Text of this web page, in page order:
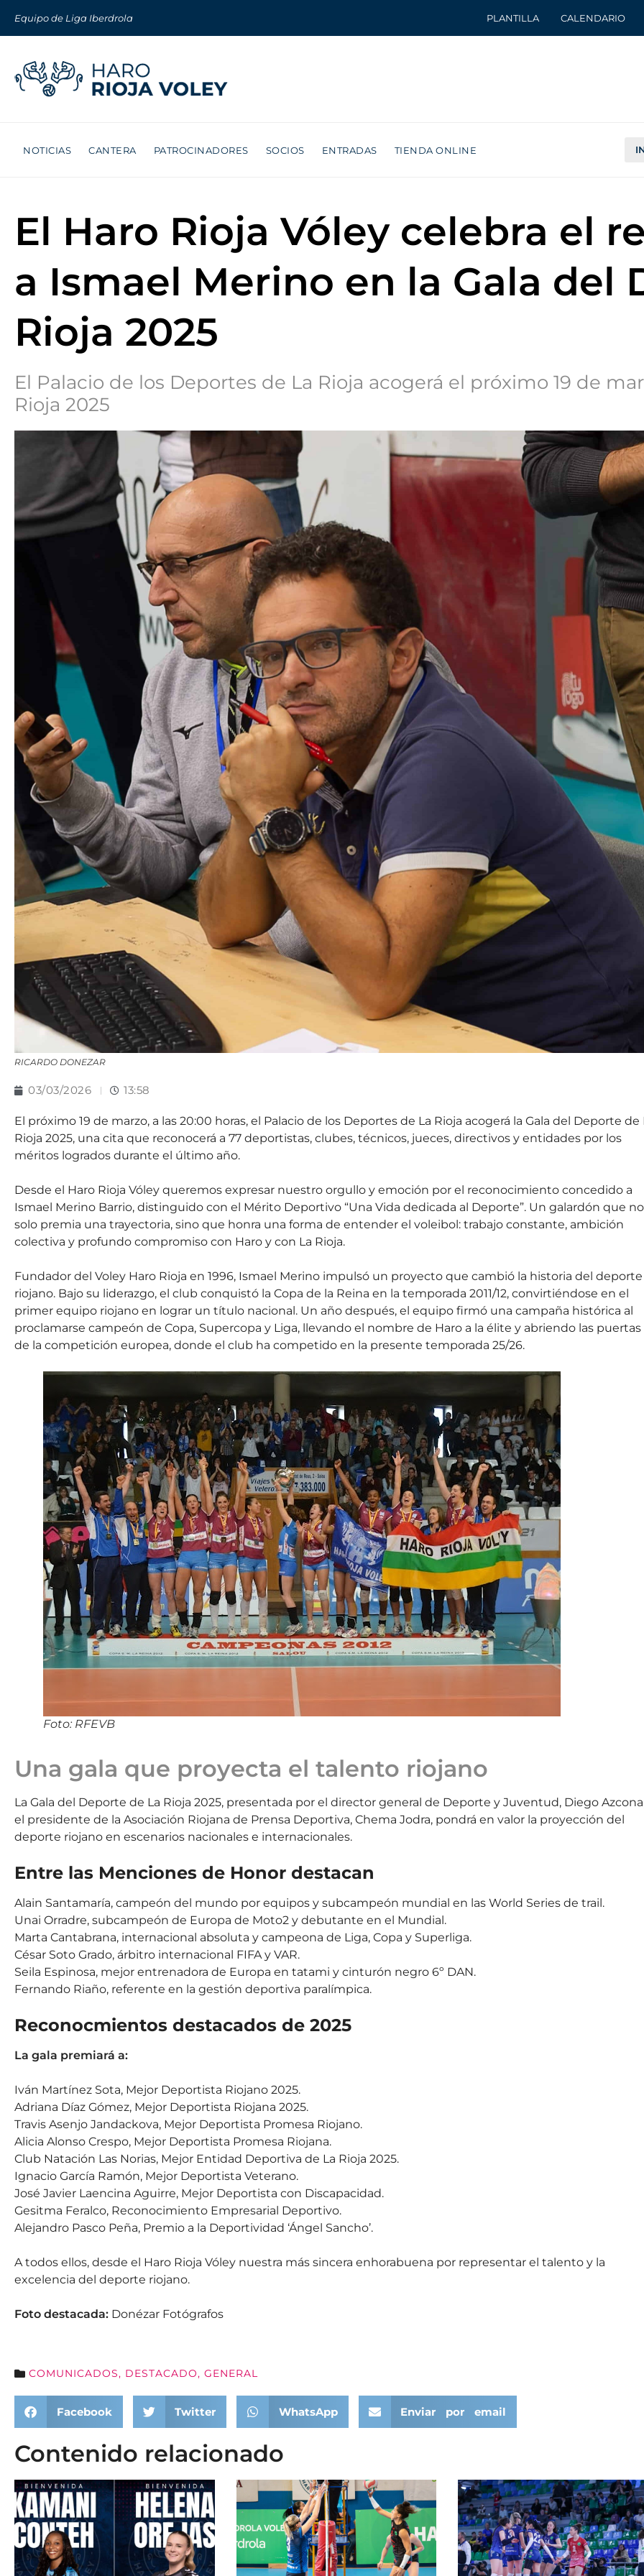
Equipo de Liga Iberdrola PLANTILLA CALENDARIO
NOTICIAS CANTERA PATROCINADORES SOCIOS ENTRADAS TIENDA ONLINE
El Haro Rioja Vóley celebra el
a Ismael Merino en la Gala del
Rioja 2025
El Palacio de los Deportes de La Rioja acogerá el próximo 19 de
Rioja 2025
RICARDO DONEZAR
03/03/2026 13:58
El próximo 19 de marzo, a las 20:00 horas, el Palacio de los Deportes de La Rioja acogerá la Gala del Deporte de
Rioja 2025, una cita que reconocerá a 77 deportistas, clubes, técnicos, jueces, directivos y entidades por los
méritos logrados durante el último año.
Desde el Haro Rioja Vóley queremos expresar nuestro orgullo y emoción por el reconocimiento concedido a
Ismael Merino Barrio, distinguido con el Mérito Deportivo “Una Vida dedicada al Deporte”. Un galardón que no
solo premia una trayectoria, sino que honra una forma de entender el voleibol: trabajo constante, ambición
colectiva y profundo compromiso con Haro y con La Rioja.
Fundador del Voley Haro Rioja en 1996, Ismael Merino impulsó un proyecto que cambió la historia del deporte
riojano. Bajo su liderazgo, el club conquistó la Copa de la Reina en la temporada 2011/12, convirtiéndose en el
primer equipo riojano en lograr un título nacional. Un año después, el equipo firmó una campaña histórica al
proclamarse campeón de Copa, Supercopa y Liga, llevando el nombre de Haro a la élite y abriendo las puertas
de la competición europea, donde el club ha competido en la presente temporada 25/26.
Foto: RFEVB
Una gala que proyecta el talento riojano
La Gala del Deporte de La Rioja 2025, presentada por el director general de Deporte y Juventud, Diego
el presidente de la Asociación Riojana de Prensa Deportiva, Chema Jodra, pondrá en valor la proyección del
deporte riojano en escenarios nacionales e internacionales.
Entre las Menciones de Honor destacan
Alain Santamaría, campeón del mundo por equipos y subcampeón mundial en las World Series de trail.
Unai Orradre, subcampeón de Europa de Moto2 y debutante en el Mundial.
Marta Cantabrana, internacional absoluta y campeona de Liga, Copa y Superliga.
César Soto Grado, árbitro internacional FIFA y VAR.
Seila Espinosa, mejor entrenadora de Europa en tatami y cinturón negro 6º DAN.
Fernando Riaño, referente en la gestión deportiva paralímpica.
Reconocmientos destacados de 2025
La gala premiará a:
Iván Martínez Sota, Mejor Deportista Riojano 2025.
Adriana Díaz Gómez, Mejor Deportista Riojana 2025.
Travis Asenjo Jandackova, Mejor Deportista Promesa Riojano.
Alicia Alonso Crespo, Mejor Deportista Promesa Riojana.
Club Natación Las Norias, Mejor Entidad Deportiva de La Rioja 2025.
Ignacio García Ramón, Mejor Deportista Veterano.
José Javier Laencina Aguirre, Mejor Deportista con Discapacidad.
Gesitma Feralco, Reconocimiento Empresarial Deportivo.
Alejandro Pasco Peña, Premio a la Deportividad ‘Ángel Sancho’.
A todos ellos, desde el Haro Rioja Vóley nuestra más sincera enhorabuena por representar el talento y la
excelencia del deporte riojano.
Foto destacada: Donézar Fotógrafos
COMUNICADOS, DESTACADO, GENERAL
Facebook Twitter WhatsApp Enviar por email
Contenido relacionado